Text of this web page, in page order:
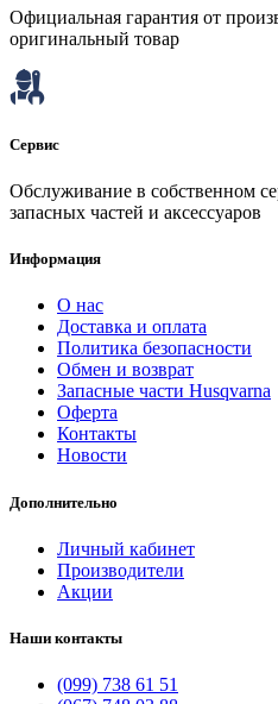
Официальная гарантия от
оригинальный товар
Сервис
Обслуживание в собственном
запасных частей и аксессуаров
Информация
О нас
Доставка и оплата
Политика безопасности
Обмен и возврат
Запасные части Husqvarna
Оферта
Контакты
Новости
Дополнительно
Личный кабинет
Производители
Акции
Наши контакты
(099) 738 61 51